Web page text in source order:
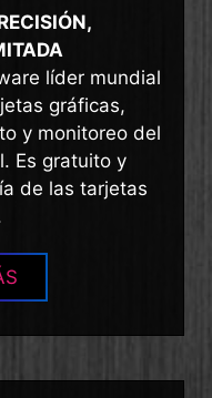
líder mundial
gráficas,
y monitoreo del
Es gratuito y
de las tarjetas